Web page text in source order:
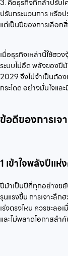
3. คือธุรกิจที่กล้าปรับโ
ปรับกระบวนการ หรือป
แต่เป็นปีของการเลือก
เมื่อธุรกิจเหล่านี้ใช้ฮ
ระบบไม่อืด พลังของปี
2029 จึงไม่จำเป็นต้อ
กระโดด อย่างมั่นใจแล
ข้อดีของการเ
1 เข้าใจพลังปีแห่
ปีม้าเป็นปีที่ทุกอย่างขยั
รุนแรงขึ้น การเจาะลึก
เร่งตรงไหน ควรชะลอ
และไม่พลาดโอกาสสำ